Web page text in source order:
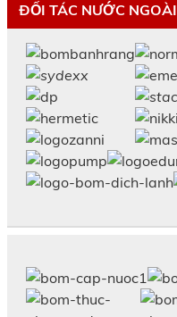
ĐỐI TÁC NƯỚC NGOÀI